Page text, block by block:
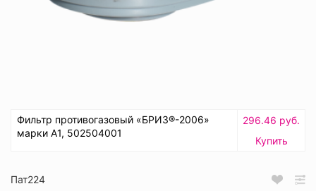
Фильтр противогазовый «БРИЗ®-2006»
марки A1, 502504001
296.46 руб.
Купить
Пат224